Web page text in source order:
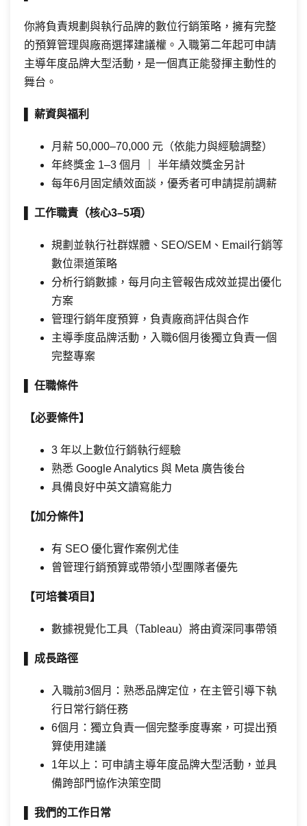
你將負責規劃與執行品牌的數位行銷策略，擁有完整
的預算管理與廠商選擇建議權。入職第二年起可申請
主導年度品牌大型活動，是一個真正能發揮主動性的
舞台。
薪資與福利
月薪 50,000–70,000 元（依能力與經驗調整）
年終獎金 1–3 個月 ｜ 半年績效獎金另計
每年6月固定績效面談，優秀者可申請提前調薪
工作職責（核心3–5項）
規劃並執行社群媒體、SEO/SEM、Email行銷等
數位渠道策略
分析行銷數據，每月向主管報告成效並提出優化
方案
管理行銷年度預算，負責廠商評估與合作
主導季度品牌活動，入職6個月後獨立負責一個
完整專案
任職條件
【必要條件】
3 年以上數位行銷執行經驗
熟悉 Google Analytics 與 Meta 廣告後台
具備良好中英文讀寫能力
【加分條件】
有 SEO 優化實作案例尤佳
曾管理行銷預算或帶領小型團隊者優先
【可培養項目】
數據視覺化工具（Tableau）將由資深同事帶領
成長路徑
入職前3個月：熟悉品牌定位，在主管引導下執
行日常行銷任務
6個月：獨立負責一個完整季度專案，可提出預
算使用建議
1年以上：可申請主導年度品牌大型活動，並具
備跨部門協作決策空間
我們的工作日常